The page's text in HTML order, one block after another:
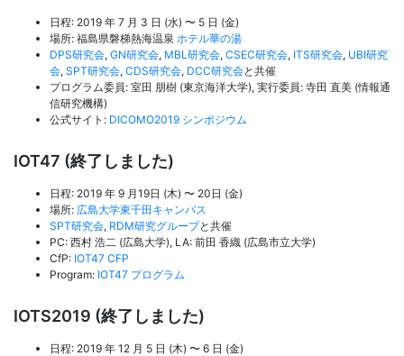
日程: 2019 年 7 月 3 日 (水) 〜 5 日 (金)
場所: 福島県磐梯熱海温泉 ホテル華の湯
DPS研究会, GN研究会, MBL研究会, CSEC研究会, ITS研究会, UBI研究
会, SPT研究会, CDS研究会, DCC研究会と共催
プログラム委員: 室田 朋樹 (東京海洋大学), 実行委員: 寺田 直美 (情報通
信研究機構)
公式サイト: DICOMO2019 シンポジウム
IOT47 (終了しました)
日程: 2019 年 9 月19日 (木) 〜 20日 (金)
場所: 広島大学東千田キャンパス
SPT研究会, RDM研究グループと共催
PC: 西村 浩二 (広島大学), LA: 前田 香織 (広島市立大学)
CfP: IOT47 CFP
Program: IOT47 プログラム
IOTS2019 (終了しました)
日程: 2019 年 12 月 5 日 (木) 〜 6 日 (金)